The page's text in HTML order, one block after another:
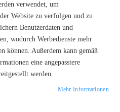
NACH
Server & Storage
verwendet, um
Website zu verfolgen und zu
Benutzerdaten und
wodurch Werbedienste mehr
können. Außerdem kann gemäß
eine angepasstere
werden.
Mehr Informationen